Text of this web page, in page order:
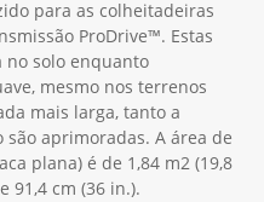
para as colheitadeiras
ProDrive™. Estas
no solo enquanto
mesmo nos terrenos
mais larga, tanto a
aprimoradas. A área de
plana) é de 1,84 m2 (19,8
91,4 cm (36 in.).